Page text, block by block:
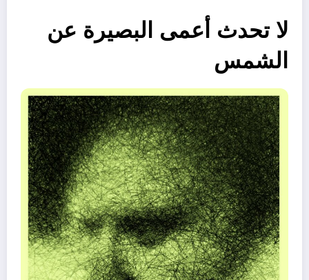
لا تحدث أعمى البصيرة عن
الشمس